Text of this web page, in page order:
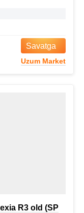
Savatga
Uzum Market
R3 old (SP